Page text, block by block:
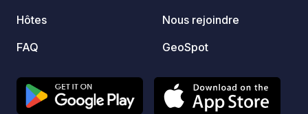
Hôtes
FAQ
Nous rejoindre
GeoSpot